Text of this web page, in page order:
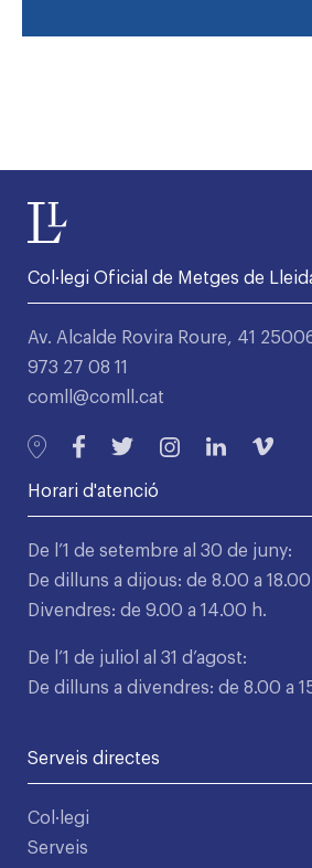
Col·legi Oficial de Metges de
Av. Alcalde Rovira Roure, 41
973 27 08 11
comll@comll.cat
Horari d'atenció
De l’1 de setembre al 30 de juny:
De dilluns a dijous: de 8.00 a
Divendres: de 9.00 a 14.00 h.
De l’1 de juliol al 31 d’agost:
De dilluns a divendres: de 8.00 a
Serveis directes
Col·legi
Serveis